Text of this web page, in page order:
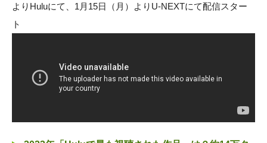
よりHuluにて、1月15日（月）よりU-NEXTにて配信スター
ト